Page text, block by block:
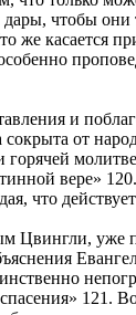
дары, чтобы
же касается
и
от
горячей
вере»
что
Цвингли, уже
121.